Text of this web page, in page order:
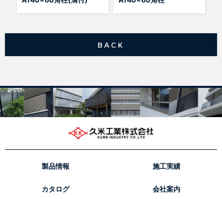
BACK
製品情報 施工実績
カタログ 会社案内